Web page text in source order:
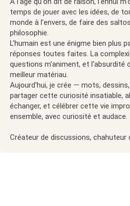
temps de jouer avec les idées, de
monde à l'envers, de faire des
philosophie.
L'humain est une énigme bien plus
réponses toutes faites. La
questions m'animent, et l'absurdité
meilleur matériau.
Aujourd'hui, je crée — mots,
partager cette curiosité insatiable,
échanger, et célébrer cette vie
ensemble, avec curiosité et audace.
Créateur de discussions, chahuteur